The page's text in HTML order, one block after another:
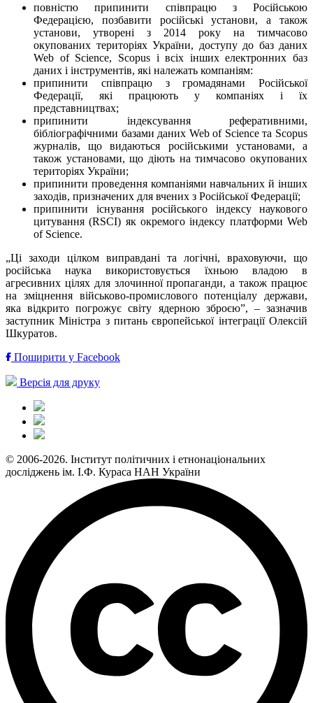
повністю припинити співпрацю з Російською
Федерацією, позбавити російські установи, а також
установи, утворені з 2014 року на тимчасово
окупованих територіях України, доступу до баз даних
Web of Science, Scopus і всіх інших електронних баз
даних і інструментів, які належать компаніям:
припинити співпрацю з громадянами Російської
Федерації, які працюють у компаніях і їх
представництвах;
припинити індексування реферативними,
бібліографічними базами даних Web of Science та Scopus
журналів, що видаються російськими установами, а
також установами, що діють на тимчасово окупованих
територіях України;
припинити проведення компаніями навчальних й інших
заходів, призначених для вчених з Російської Федерації;
припинити існування російського індексу наукового
цитування (RSCI) як окремого індексу платформи Web
of Science.
„Ці заходи цілком виправдані та логічні, враховуючи, що
російська наука використовується їхньою владою в
агресивних цілях для злочинної пропаганди, а також працює
на зміцнення військово-промислового потенціалу держави,
яка відкрито погрожує світу ядерною зброєю”, – зазначив
заступник Міністра з питань європейської інтеграції Олексій
Шкуратов.
Поширити у Facebook
Версія для друку
© 2006-2026. Інститут політичних і етнонаціональних
досліджень ім. І.Ф. Кураса НАН України